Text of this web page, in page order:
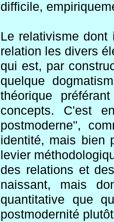
difficile,
Le relativisme
relation les divers
qui est, par
quelque
théorique
concepts. C'est
postmoderne",
identité, mais bien
levier
des relations et
naissant, mais
quantitative que
postmodernité